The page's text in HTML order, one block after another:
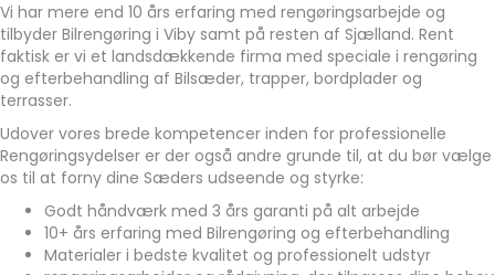
Vi har mere end 10 års erfaring med rengøringsarbejde og
tilbyder Bilrengøring i Viby samt på resten af Sjælland. Rent
faktisk er vi et landsdækkende firma med speciale i rengøring
og efterbehandling af Bilsæder, trapper, bordplader og
terrasser.
Udover vores brede kompetencer inden for professionelle
Rengøringsydelser er der også andre grunde til, at du bør vælge
os til at forny dine Sæders udseende og styrke:
Godt håndværk med 3 års garanti på alt arbejde
10+ års erfaring med Bilrengøring og efterbehandling
Materialer i bedste kvalitet og professionelt udstyr